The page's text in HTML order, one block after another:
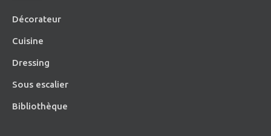
Décorateur
Cuisine
Dressing
Sous escalier
Bibliothèque